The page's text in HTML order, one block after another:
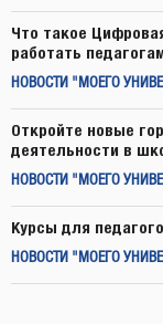
Что такое
работать
НОВОСТИ "МОЕГО
Откройте новые
деятельности в
НОВОСТИ "МОЕГО
Курсы для
НОВОСТИ "МОЕГО